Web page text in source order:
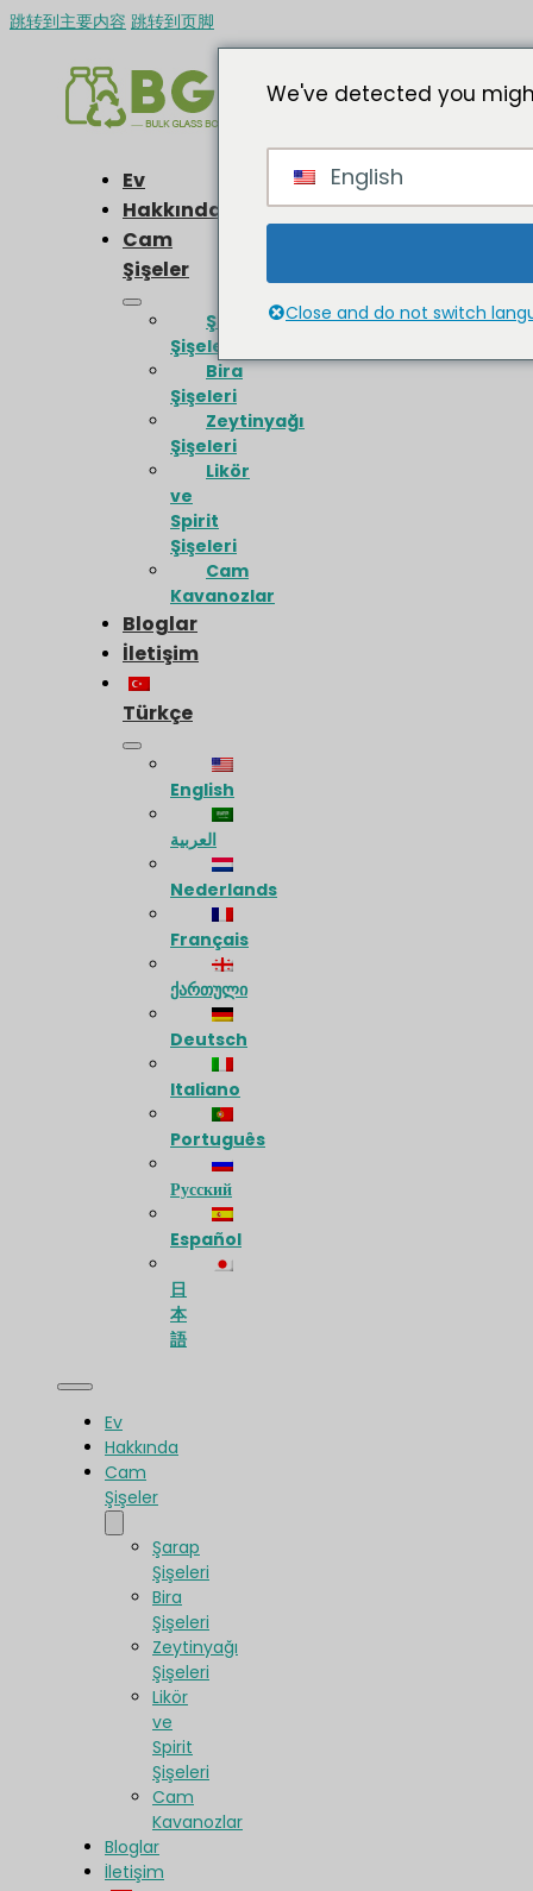
跳转到主要内容 跳转到页脚
Ev
Hakkında
Cam
Şişeler
Şarap
Şişeleri
Bira
Şişeleri
Zeytinyağı
Şişeleri
Likör
ve
Spirit
Şişeleri
Cam
Kavanozlar
Bloglar
İletişim
Türkçe
English
العربية
Nederlands
Français
ქართული
Deutsch
Italiano
Português
Русский
Español
日
本
語
Ev
Hakkında
Cam
Şişeler
Şarap
Şişeleri
Bira
Şişeleri
Zeytinyağı
Şişeleri
Likör
ve
Spirit
Şişeleri
Cam
Kavanozlar
Bloglar
İletişim
We've detected you
English
Close and do not switch